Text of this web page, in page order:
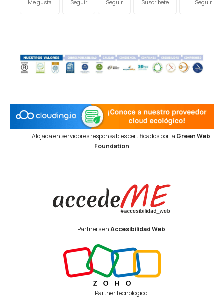
Me gusta Seguir Seguir Suscríbete Seguir
Alojada en servidores responsables certificados por la Green Web
Foundation
Partners enAccesibilidad Web
Partner tecnológico